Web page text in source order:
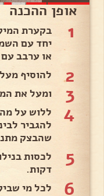
אופן ההכנה
1
בקערת
יחד עם
או ערבב
2 להוסיף
3 ומעל את
4
להגביר
שהבצק
5
דקות.
6
לכל מי